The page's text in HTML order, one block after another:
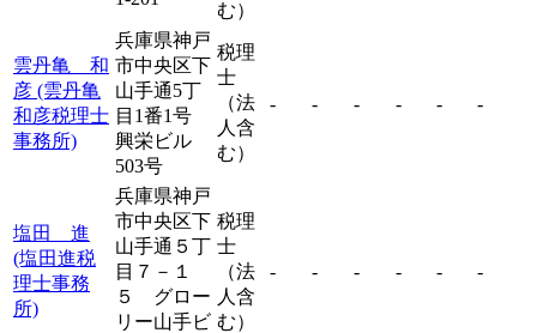
む）
雲丹亀 和
彦 (雲丹亀
和彦税理士
事務所)
兵庫県神戸
市中央区下
山手通5丁
目1番1号
興栄ビル
503号
税理
士
（法
人含
む）
- - - - - -
塩田 進
(塩田進税
理士事務
所)
兵庫県神戸
市中央区下
山手通５丁
目７－１
５ グロー
リー山手ビ
税理
士
（法
人含
む）
- - - - - -